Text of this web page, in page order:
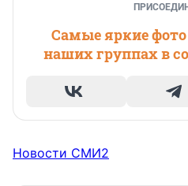
Самые яркие
наших группах в
Новости СМИ2